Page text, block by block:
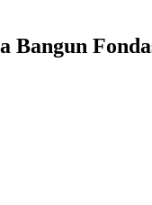
Bangun